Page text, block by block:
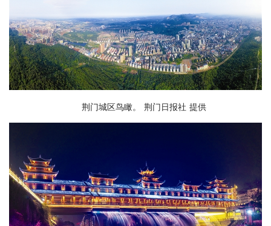
荆门城区鸟瞰。 荆门日报社 提供